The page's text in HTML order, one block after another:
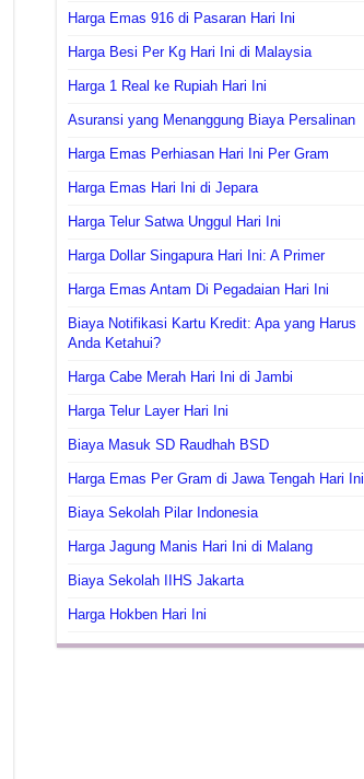
Harga Emas 916 di Pasaran Hari Ini
Harga Besi Per Kg Hari Ini di Malaysia
Harga 1 Real ke Rupiah Hari Ini
Asuransi yang Menanggung Biaya Persalinan
Harga Emas Perhiasan Hari Ini Per Gram
Harga Emas Hari Ini di Jepara
Harga Telur Satwa Unggul Hari Ini
Harga Dollar Singapura Hari Ini: A Primer
Harga Emas Antam Di Pegadaian Hari Ini
Biaya Notifikasi Kartu Kredit: Apa yang Harus
Anda Ketahui?
Harga Cabe Merah Hari Ini di Jambi
Harga Telur Layer Hari Ini
Biaya Masuk SD Raudhah BSD
Harga Emas Per Gram di Jawa Tengah Hari Ini
Biaya Sekolah Pilar Indonesia
Harga Jagung Manis Hari Ini di Malang
Biaya Sekolah IIHS Jakarta
Harga Hokben Hari Ini